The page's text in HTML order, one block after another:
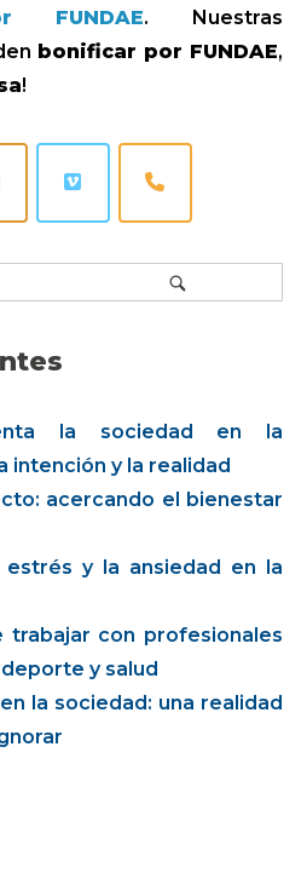
FUNDAE. Nuestras
bonificar por FUNDAE,
!
la sociedad en la
intención y la realidad
acercando el bienestar
estrés y la ansiedad en la
trabajar con profesionales
y salud
la sociedad: una realidad